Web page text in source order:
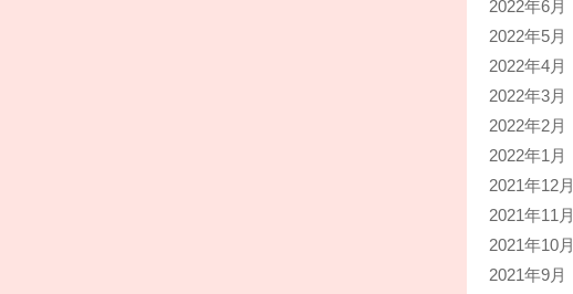
2022年6月
2022年5月
2022年4月
2022年3月
2022年2月
2022年1月
2021年12月
2021年11月
2021年10月
2021年9月